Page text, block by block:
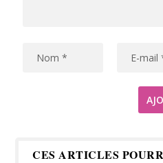
CES ARTICLES